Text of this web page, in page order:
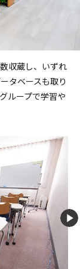
収蔵し、いずれ
タベースも取り
ループで学習や